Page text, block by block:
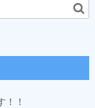
！！